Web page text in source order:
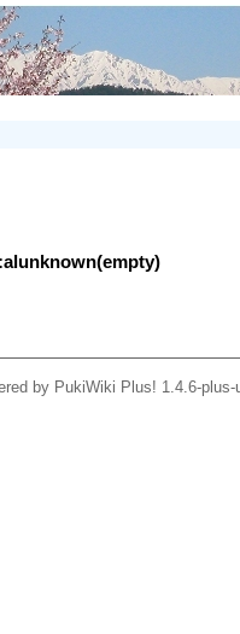
by PukiWiki Plus! 1.4.6-